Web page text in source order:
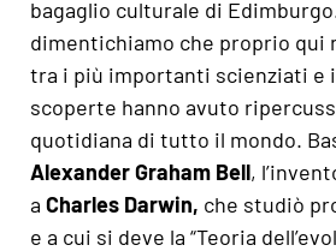
bagaglio culturale di
dimentichiamo che proprio qui
tra i più importanti scienziati e
scoperte hanno avuto
quotidiana di tutto il mondo.
Alexander Graham Bell,
a Charles Darwin, che studiò
e a cui si deve la “Teoria